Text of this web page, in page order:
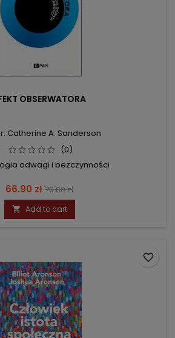
OBSERWATORA
Catherine A. Sanderson
(0)
odwagi i bezczynności
Price
66.90 zł Regular
price
79.00 zł
 Add to cart
favorite_border